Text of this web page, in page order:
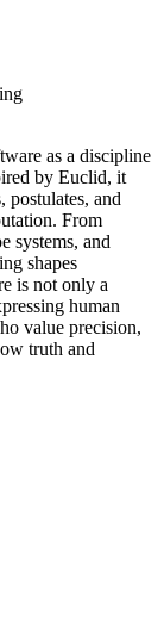
as a discipline
by Euclid, it
postulates, and
From
systems, and
shapes
is not only a
human
value precision,
truth and